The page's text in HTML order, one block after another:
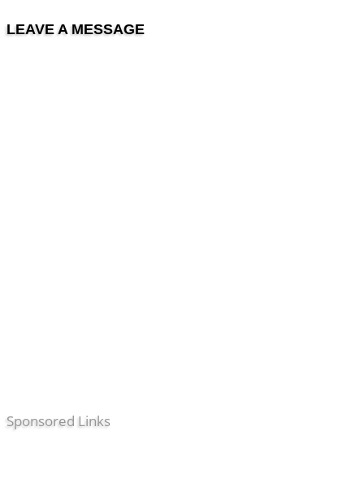
LEAVE A MESSAGE
Sponsored Links